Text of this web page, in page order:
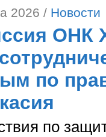
2026 / Новости
ОНК
по
по